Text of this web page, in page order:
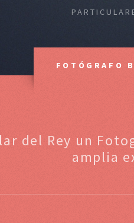
FOTÓGRAFO
del Rey un
amplia